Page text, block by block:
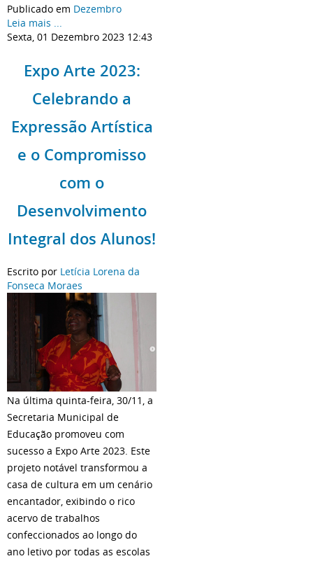
Publicado em Dezembro
Leia mais ...
Sexta, 01 Dezembro 2023 12:43
Expo Arte 2023:
Celebrando a
Expressão Artística
e o Compromisso
com o
Desenvolvimento
Integral dos Alunos!
Escrito por Letícia Lorena da
Fonseca Moraes
Na última quinta-feira, 30/11, a
Secretaria Municipal de
Educação promoveu com
sucesso a Expo Arte 2023. Este
projeto notável transformou a
casa de cultura em um cenário
encantador, exibindo o rico
acervo de trabalhos
confeccionados ao longo do
ano letivo por todas as escolas